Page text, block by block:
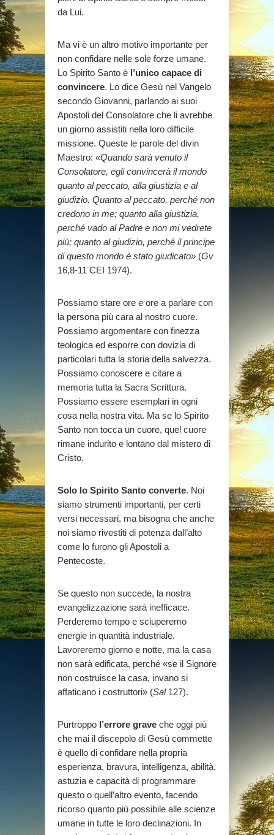
da Lui.
Ma vi è un altro motivo importante per
non confidare nelle sole forze umane.
Lo Spirito Santo è l’unico capace di
convincere. Lo dice Gesù nel Vangelo
secondo Giovanni, parlando ai suoi
Apostoli del Consolatore che li avrebbe
un giorno assistiti nella loro difficile
missione. Queste le parole del divin
Maestro: «Quando sarà venuto il
Consolatore, egli convincerà il mondo
quanto al peccato, alla giustizia e al
giudizio. Quanto al peccato, perché non
credono in me; quanto alla giustizia,
perché vado al Padre e non mi vedrete
più; quanto al giudizio, perché il principe
di questo mondo è stato giudicato» (Gv
16,8-11 CEI 1974).
Possiamo stare ore e ore a parlare con
la persona più cara al nostro cuore.
Possiamo argomentare con finezza
teologica ed esporre con dovizia di
particolari tutta la storia della salvezza.
Possiamo conoscere e citare a
memoria tutta la Sacra Scrittura.
Possiamo essere esemplari in ogni
cosa nella nostra vita. Ma se lo Spirito
Santo non tocca un cuore, quel cuore
rimane indurito e lontano dal mistero di
Cristo.
Solo lo Spirito Santo converte. Noi
siamo strumenti importanti, per certi
versi necessari, ma bisogna che anche
noi siamo rivestiti di potenza dall’alto
come lo furono gli Apostoli a
Pentecoste.
Se questo non succede, la nostra
evangelizzazione sarà inefficace.
Perderemo tempo e sciuperemo
energie in quantità industriale.
Lavoreremo giorno e notte, ma la casa
non sarà edificata, perché «se il Signore
non costruisce la casa, invano si
affaticano i costruttori» (Sal127).
Purtroppo l’errore grave che oggi più
che mai il discepolo di Gesù commette
è quello di confidare nella propria
esperienza, bravura, intelligenza, abilità,
astuzia e capacità di programmare
questo o quell’altro evento, facendo
ricorso quanto più possibile alle scienze
umane in tutte le loro declinazioni. In